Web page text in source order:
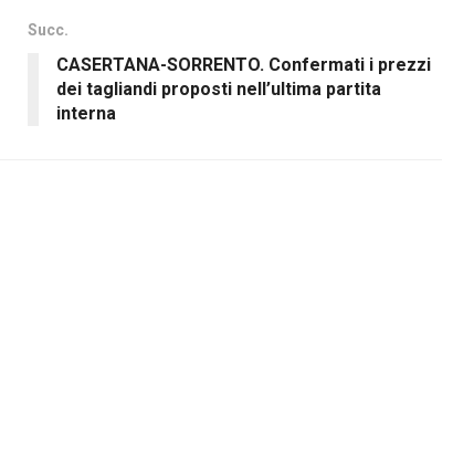
Succ.
CASERTANA-SORRENTO. Confermati i prezzi
dei tagliandi proposti nell’ultima partita
interna